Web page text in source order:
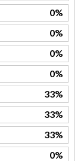
0%
0%
0%
0%
33%
33%
33%
0%